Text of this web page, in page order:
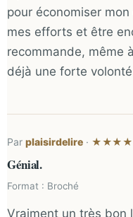
pour économiser
mes efforts et être
recommande, même
déjà une forte
Par plaisirdelire ·
Génial.
Format : Broché
Vraiment un très bon